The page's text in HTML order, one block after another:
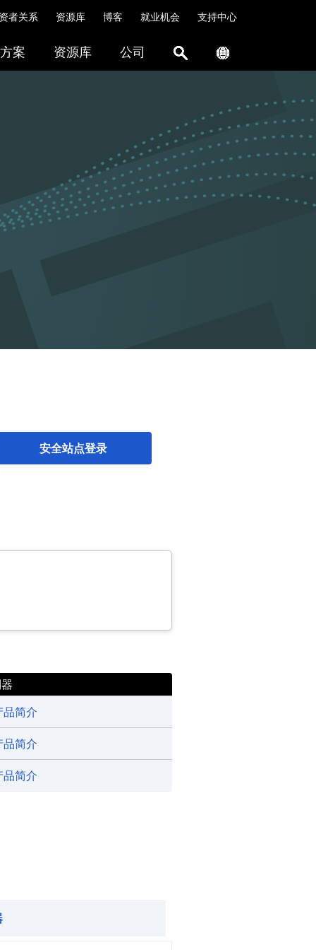
者关系 资源库 博客 就业机会 支持中心
案 资源库 公司
安全站点登录
品简介
品简介
品简介